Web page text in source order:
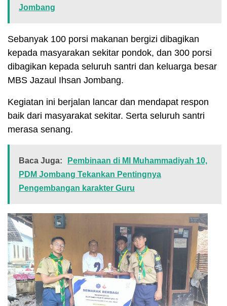
Jombang
Sebanyak 100 porsi makanan bergizi dibagikan
kepada masyarakan sekitar pondok, dan 300 porsi
dibagikan kepada seluruh santri dan keluarga besar
MBS Jazaul Ihsan Jombang.
Kegiatan ini berjalan lancar dan mendapat respon
baik dari masyarakat sekitar. Serta seluruh santri
merasa senang.
Baca Juga:
Pembinaan di MI Muhammadiyah 10,
PDM Jombang Tekankan Pentingnya
Pengembangan karakter Guru